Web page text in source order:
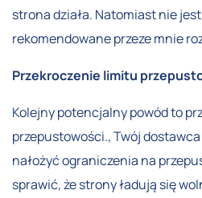
strona działa. Natomiast nie
rekomendowane przeze mnie
Przekroczenie limitu
Kolejny potencjalny powód to
przepustowości., Twój
nałożyć ograniczenia na
sprawić, że strony ładują się